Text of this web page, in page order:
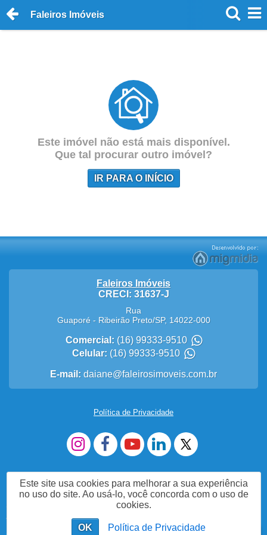
Faleiros Imóveis
Este imóvel não está mais disponível.
Que tal procurar outro imóvel?
IR PARA O INÍCIO
Me Chame no WhatsApp (16)993339510
Faleiros Imóveis
CRECI: 31637-J
Rua
Guaporé- Ribeirão Preto/SP, 14022-000
Comercial: (16) 99333-9510
Celular: (16) 99333-9510
E-mail: daiane@faleirosimoveis.com.br
Política de Privacidade
Este site usa cookies para melhorar a sua experiência
no uso do site. Ao usá-lo, você concorda com o uso de
cookies.
OK Política de Privacidade